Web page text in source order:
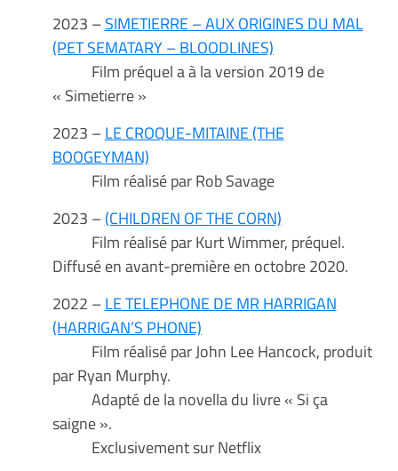
2023 –SIMETIERRE – AUX ORIGINES DU MAL
(PET SEMATARY – BLOODLINES)
Film préquel a à la version 2019 de
« Simetierre »
2023 –LE CROQUE-MITAINE (THE
BOOGEYMAN)
Film réalisé par Rob Savage
2023 –(CHILDREN OF THE CORN)
Film réalisé par Kurt Wimmer, préquel.
Diffusé en avant-première en octobre 2020.
2022 –LE TELEPHONE DE MR HARRIGAN
(HARRIGAN’S PHONE)
Film réalisé par John Lee Hancock, produit
par Ryan Murphy.
Adapté de la novella du livre « Si ça
saigne ».
Exclusivement sur Netflix